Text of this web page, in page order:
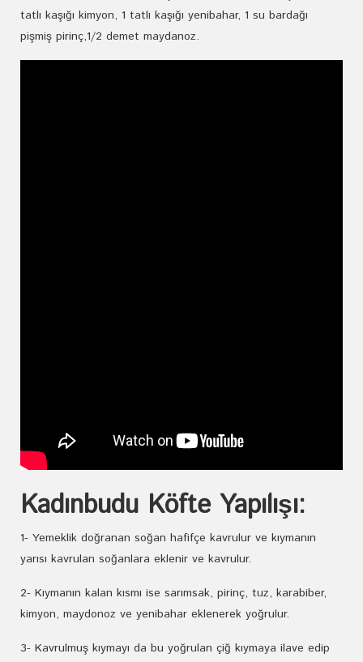
tatlı kaşığı kimyon, 1 tatlı kaşığı yenibahar, 1 su bardağı
pişmiş pirinç,1/2 demet maydanoz.
Kadınbudu Köfte Yapılışı:
1- Yemeklik doğranan soğan hafifçe kavrulur ve kıymanın
yarısı kavrulan soğanlara eklenir ve kavrulur.
2- Kıymanın kalan kısmı ise sarımsak, pirinç, tuz, karabiber,
kimyon, maydonoz ve yenibahar eklenerek yoğrulur.
3- Kavrulmuş kıymayı da bu yoğrulan çiğ kıymaya ilave edip